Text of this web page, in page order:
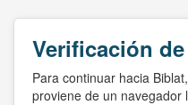
Verificación
Para continuar hacia
proviene de un navegador